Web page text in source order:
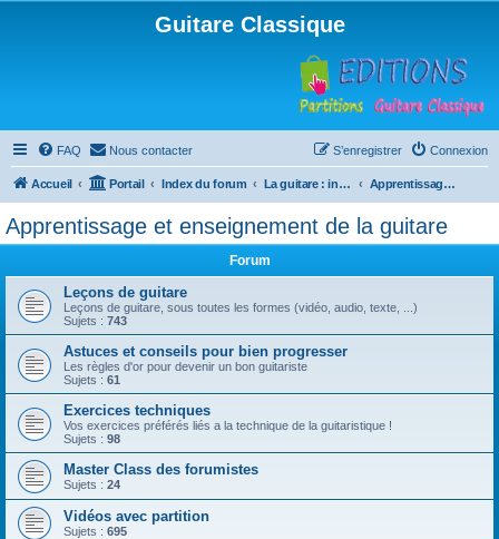
Guitare Classique
FAQ Nous contacter Connexion
S’enregistrer
Accueil Portail Index du forum La guitare : instrument, cours et théorie Apprentissage et enseignement de la guitare
Apprentissage et enseignement de la guitare
Forum
Leçons de guitare
Leçons de guitare, sous toutes les formes (vidéo, audio, texte, ...)
Sujets : 743
Astuces et conseils pour bien progresser
Les règles d'or pour devenir un bon guitariste
Sujets : 61
Exercices techniques
Vos exercices préférés liés a la technique de la guitaristique !
Sujets : 98
Master Class des forumistes
Sujets : 24
Vidéos avec partition
Sujets : 695